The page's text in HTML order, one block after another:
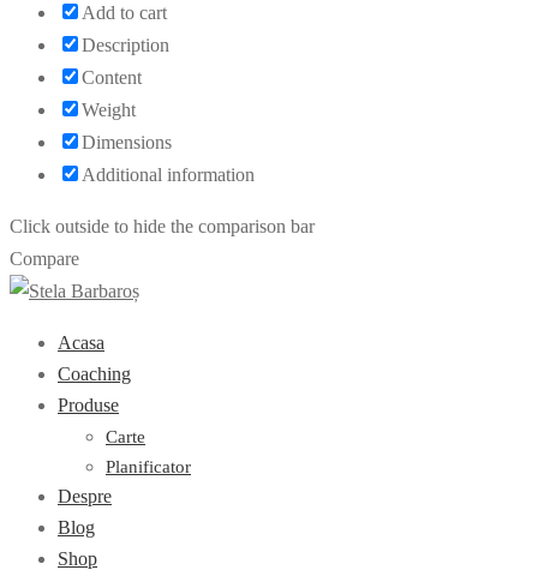
Add to cart
Description
Content
Weight
Dimensions
Additional information
Click outside to hide the comparison bar
Compare
Acasa
Coaching
Produse
Carte
Planificator
Despre
Blog
Shop